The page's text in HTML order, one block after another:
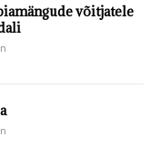
võitjatele